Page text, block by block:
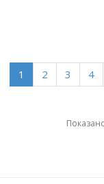
1 2 3 4